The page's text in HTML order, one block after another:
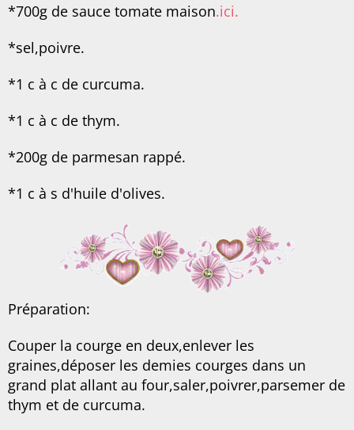
*700g de sauce tomate maison.ici.
*sel,poivre.
*1 c à c de curcuma.
*1 c à c de thym.
*200g de parmesan rappé.
*1 c à s d'huile d'olives.
Préparation:
Couper la courge en deux,enlever les
graines,déposer les demies courges dans un
grand plat allant au four,saler,poivrer,parsemer de
thym et de curcuma.